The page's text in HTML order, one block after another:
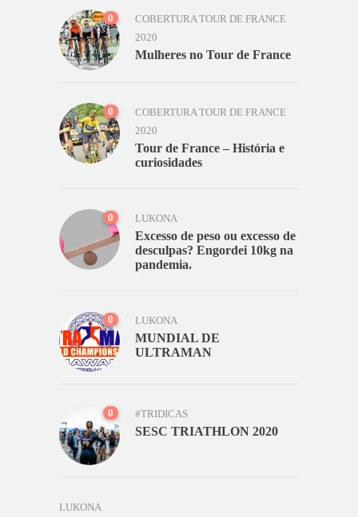
0
COBERTURA TOUR DE FRANCE
2020
Mulheres no Tour de France
0
COBERTURA TOUR DE FRANCE
2020
Tour de France – História e
curiosidades
0 LUKONA
Excesso de peso ou excesso de
desculpas? Engordei 10kg na
pandemia.
0 LUKONA
MUNDIAL DE
ULTRAMAN
0 #TRIDICAS
SESC TRIATHLON 2020
LUKONA